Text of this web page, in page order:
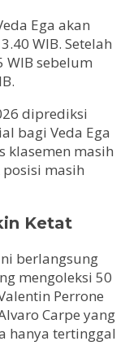
Ega akan
WIB. Setelah
WIB sebelum
diprediksi
bagi Veda Ega
klasemen masih
masih
Ketat
berlangsung
mengoleksi 50
Perrone
Carpe yang
hanya tertinggal